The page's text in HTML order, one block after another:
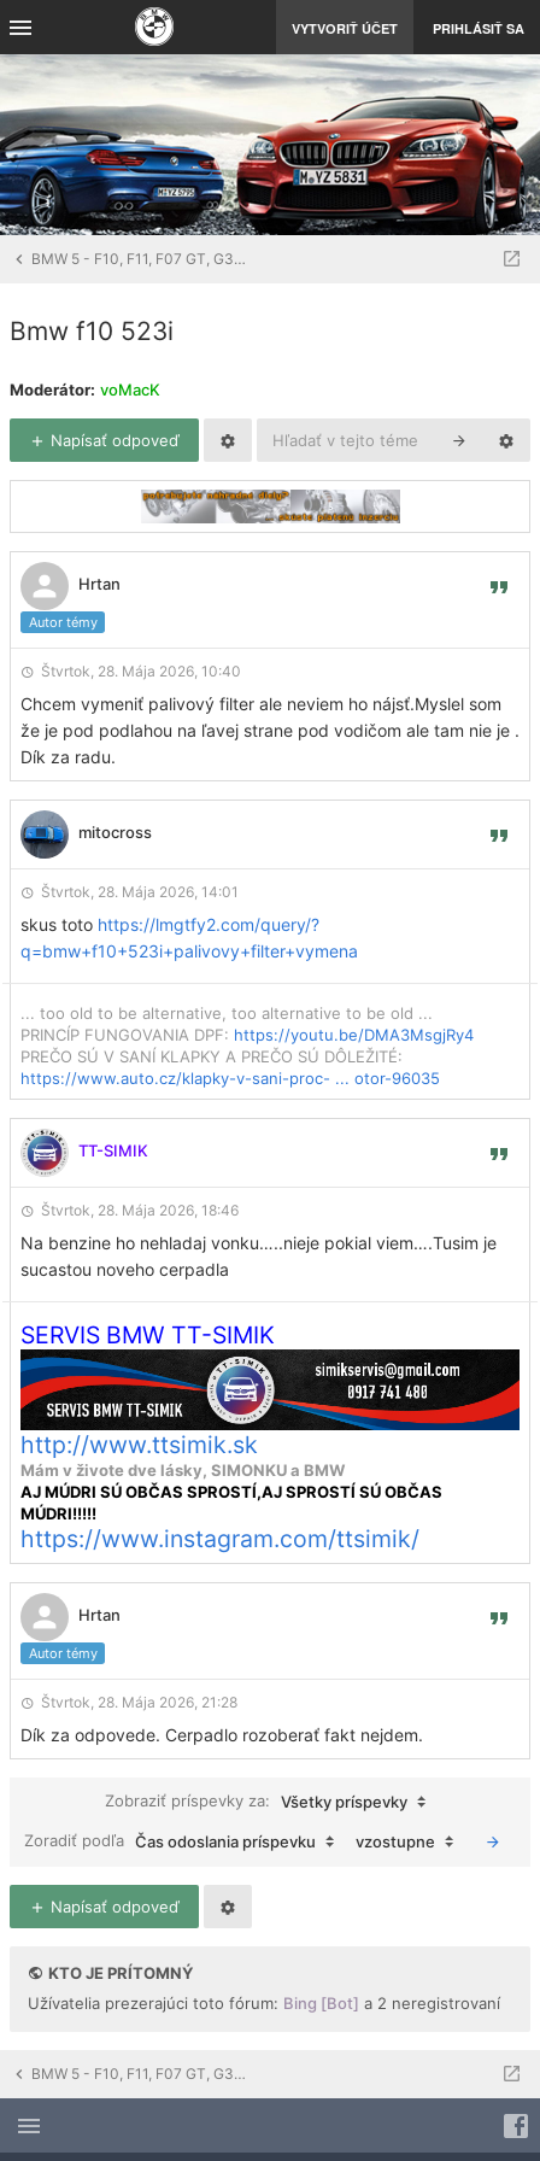
VYTVORIŤ ÚČET PRIHLÁSIŤ SA
BMW 5 - F10, F11, F07 GT, G30, G31
Bmw f10 523i
Moderátor: voMacK
Napísať odpoveď
Hrtan
Autor témy
Štvrtok, 28. Mája 2026, 10:40
Chcem vymeniť palivový filter ale neviem ho nájsť.Myslel som
že je pod podlahou na ľavej strane pod vodičom ale tam nie je .
Dík za radu.
mitocross
Štvrtok, 28. Mája 2026, 14:01
skus toto https://lmgtfy2.com/query/?
q=bmw+f10+523i+palivovy+filter+vymena
... too old to be alternative, too alternative to be old ...
PRINCÍP FUNGOVANIA DPF: https://youtu.be/DMA3MsgjRy4
PREČO SÚ V SANÍ KLAPKY A PREČO SÚ DÔLEŽITÉ:
https://www.auto.cz/klapky-v-sani-proc- ... otor-96035
TT-SIMIK
Štvrtok, 28. Mája 2026, 18:46
Na benzine ho nehladaj vonku…..nieje pokial viem….Tusim je
sucastou noveho cerpadla
SERVIS BMW TT-SIMIK
http://www.ttsimik.sk
Mám v živote dve lásky, SIMONKU a BMW
AJ MÚDRI SÚ OBČAS SPROSTÍ,AJ SPROSTÍ SÚ OBČAS
MÚDRI!!!!!
https://www.instagram.com/ttsimik/
Hrtan
Autor témy
Štvrtok, 28. Mája 2026, 21:28
Dík za odpovede. Cerpadlo rozoberať fakt nejdem.
Zobraziť príspevky za:
Všetky príspevky
Zoradiť podľa Čas odoslania príspevku vzostupne
Napísať odpoveď
KTO JE PRÍTOMNÝ
Užívatelia prezerajúci toto fórum: Bing [Bot] a 2 neregistrovaní
BMW 5 - F10, F11, F07 GT, G30, G31